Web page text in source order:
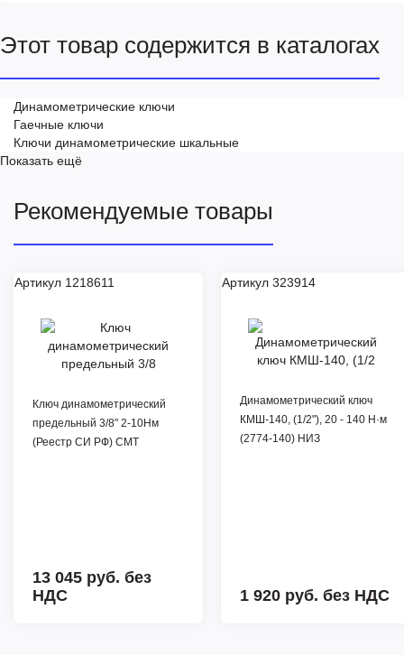
Этот товар содержится в каталогах
Динамометрические ключи
Гаечные ключи
Ключи динамометрические шкальные
Показать ещё
Рекомендуемые товары
Артикул 1218611
Ключ динамометрический
предельный 3/8" 2-10Нм
(Реестр СИ РФ) СМТ
13 045 руб. без
НДС
Артикул 323914
Динамометрический ключ
КМШ-140, (1/2"), 20 - 140 Н·м
(2774-140) НИЗ
1 920 руб. без НДС